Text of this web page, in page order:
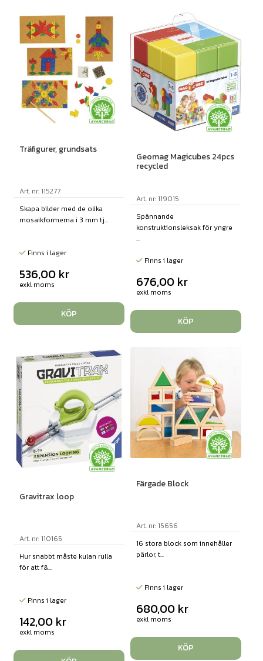
Träfigurer, grundsats
Art. nr: 115277
Skapa bilder med de olika
mosaikformerna i 3 mm tj...
Finns i lager
536,00 kr
exkl moms
KÖP
Geomag Magicubes 24pcs
recycled
Art. nr: 119015
Spännande
konstruktionsleksak för yngre
...
Finns i lager
676,00 kr
exkl moms
KÖP
Gravitrax loop
Art. nr: 110165
Hur snabbt måste kulan rulla
för att f&...
Finns i lager
142,00 kr
exkl moms
Färgade Block
Art. nr: 15656
16 stora block som innehåller
pärlor, t...
Finns i lager
680,00 kr
exkl moms
KÖP